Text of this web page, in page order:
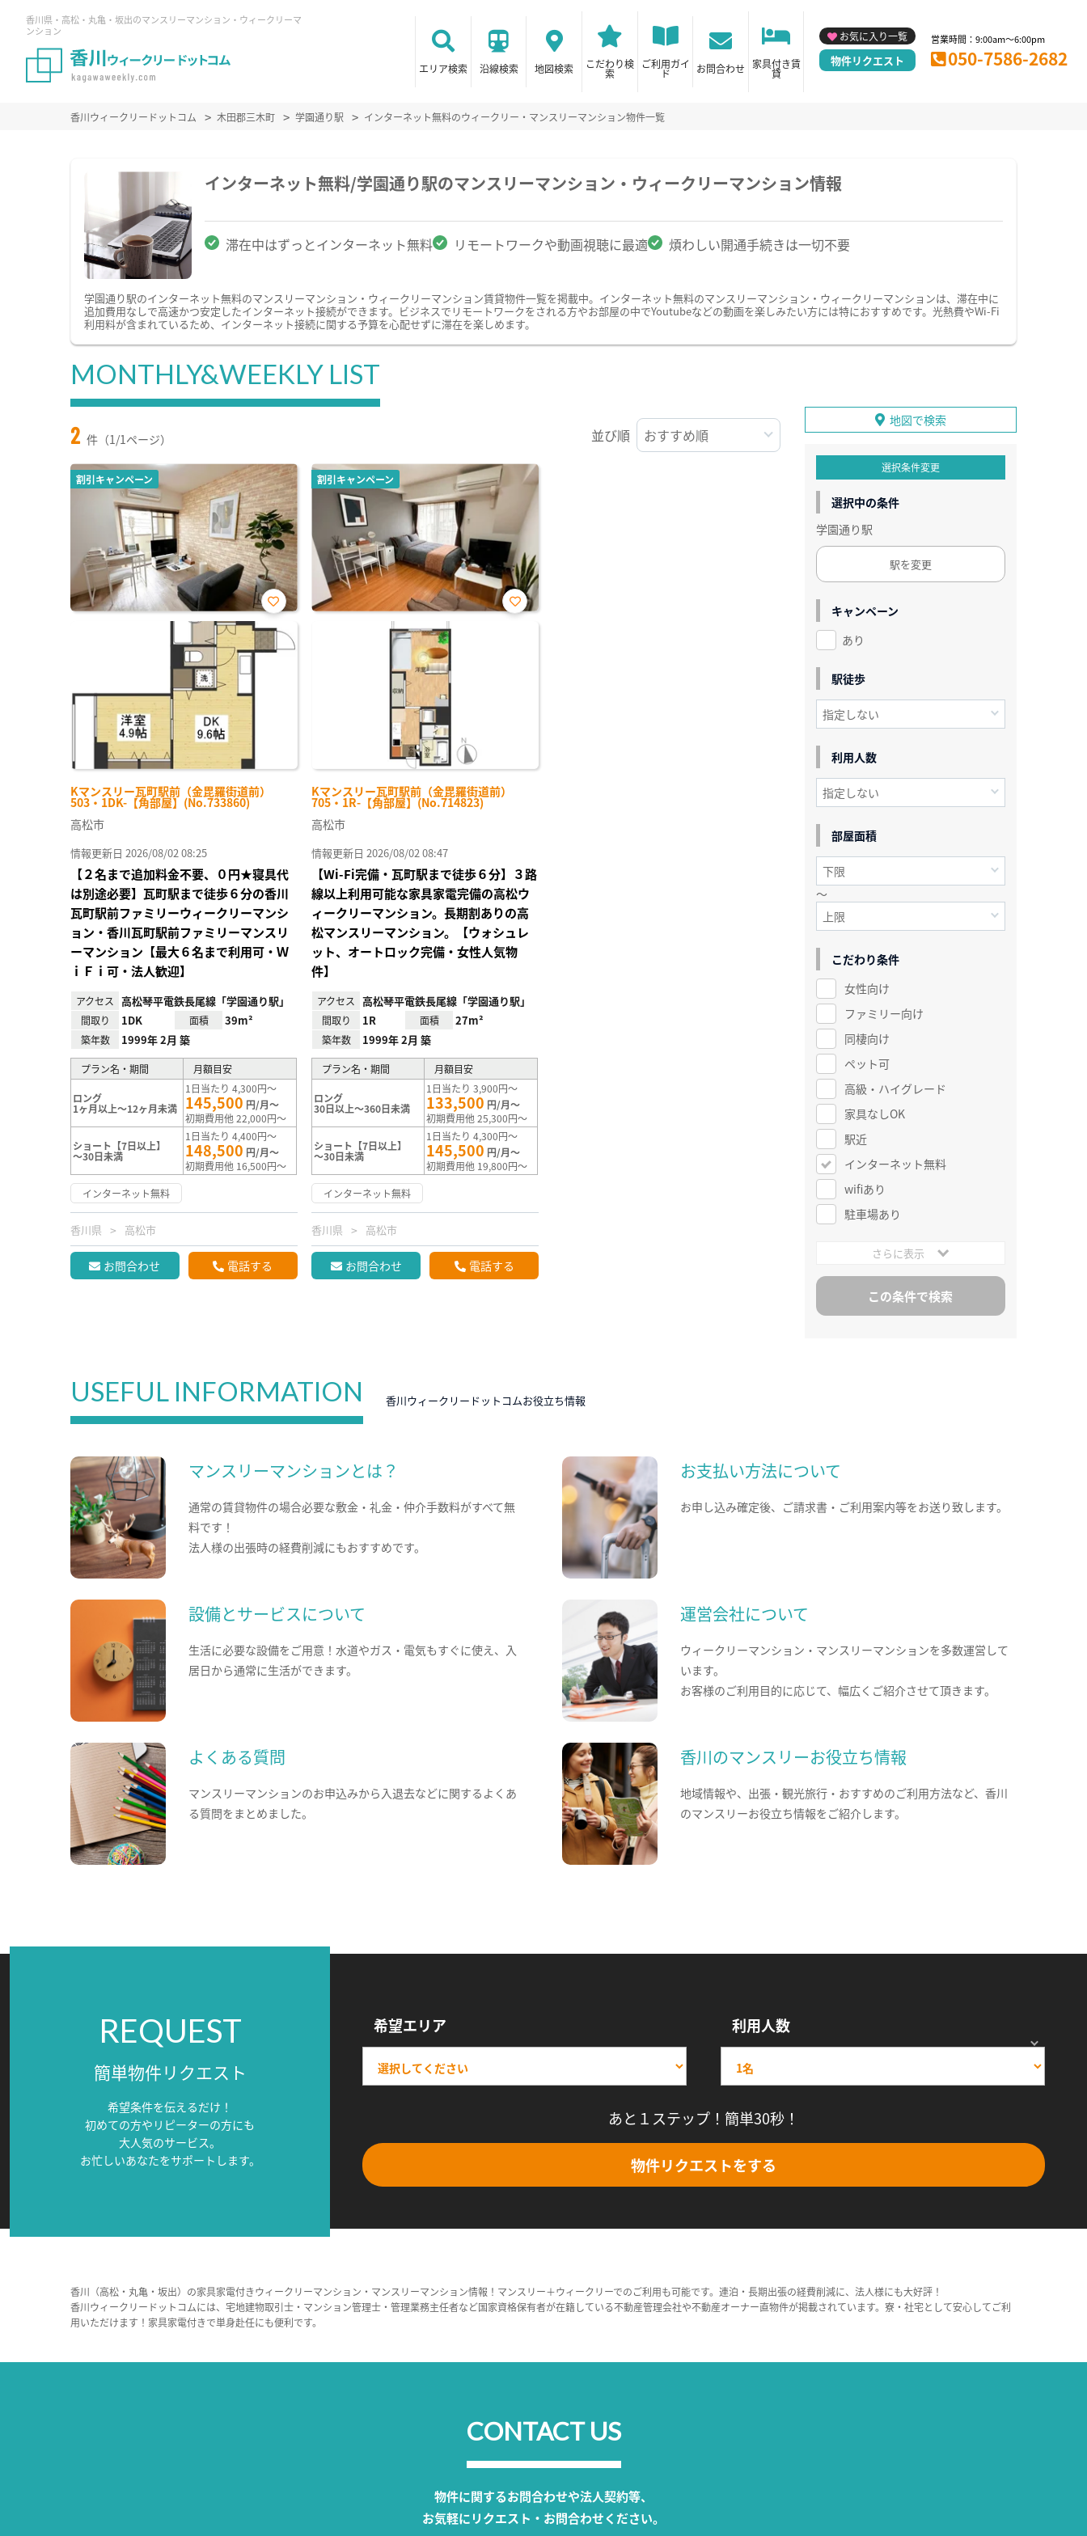
香川県・高松・丸亀・坂出のマンスリーマンション・ウィークリーマ
ンション
エリア検索 沿線検索 地図検索 こだわり検
索
ご利用ガイ
ド お問合わせ 家具付き賃
貸
お気に入り一覧
物件リクエスト
営業時間：9:00am～6:00pm
050-7586-2682
香川ウィークリードットコム 木田郡三木町 学園通り駅 インターネット無料のウィークリー・マンスリーマンション物件一覧
インターネット無料/学園通り駅のマンスリーマンション・ウィークリーマンション情報
滞在中はずっとインターネット無料 リモートワークや動画視聴に最適 煩わしい開通手続きは一切不要
学園通り駅のインターネット無料のマンスリーマンション・ウィークリーマンション賃貸物件一覧を掲載中。インターネット無料のマンスリーマンション・ウィークリーマンションは、滞在中に
追加費用なしで高速かつ安定したインターネット接続ができます。ビジネスでリモートワークをされる方やお部屋の中でYoutubeなどの動画を楽しみたい方には特におすすめです。光熱費やWi-Fi
利用料が含まれているため、インターネット接続に関する予算を心配せずに滞在を楽しめます。
MONTHLY&WEEKLY LIST
2 件（1/1ページ） 並び順
割引キャンペーン
Kマンスリー瓦町駅前（金毘羅街道前）
503・1DK-【角部屋】(No.733860)
お気
に入
録
高松市
情報更新日 2026/08/02 08:25
【２名まで追加料金不要、０円★寝具代
は別途必要】瓦町駅まで徒歩６分の香川
瓦町駅前ファミリーウィークリーマンシ
ョン・香川瓦町駅前ファミリーマンスリ
ーマンション【最大６名まで利用可・Ｗ
ｉＦｉ可・法人歓迎】
アクセス 高松琴平電鉄長尾線「学園通り駅」
間取り 1DK 面積 39m²
築年数 1999年 2月 築
プラン名・期間 月額目安
ロング
1ヶ月以上～12ヶ月未満
1日当たり 4,300円～
145,500 円/月～
初期費用他 22,000円～
ショート【7日以上】
～30日未満
1日当たり 4,400円～
148,500 円/月～
初期費用他 16,500円～
インターネット無料
香川県 高松市
お問合わせ 電話する
割引キャンペーン
Kマンスリー瓦町駅前（金毘羅街道前）
705・1R-【角部屋】(No.714823)
お気
高松市
情報更新日 2026/08/02 08:47
【Wi-Fi完備・瓦町駅まで徒歩６分】３路
線以上利用可能な家具家電完備の高松ウ
ィークリーマンション。長期割ありの高
松マンスリーマンション。【ウォシュレ
ット、オートロック完備・女性人気物
件】
アクセス 高松琴平電鉄長尾線「学園通り駅」
間取り 1R 面積 27m²
築年数 1999年 2月 築
プラン名・期間 月額目安
ロング
30日以上～360日未満
1日当たり 3,900円～
133,500 円/月～
初期費用他 25,300円～
ショート【7日以上】
～30日未満
1日当たり 4,300円～
145,500 円/月～
初期費用他 19,800円～
インターネット無料
香川県 高松市
お問合わせ 電話する
地図で検索
選択条件変更
選択中の条件
学園通り駅
駅を変更
キャンペーン
あり
駅徒歩
利用人数
部屋面積
～
こだわり条件
女性向け
ファミリー向け
同棲向け
ペット可
高級・ハイグレード
家具なしOK
駅近
インターネット無料
wifiあり
駐車場あり
さらに表示
USEFUL INFORMATION 香川ウィークリードットコムお役立ち情報
マンスリーマンションとは？
通常の賃貸物件の場合必要な敷金・礼金・仲介手数料がすべて無
料です！
法人様の出張時の経費削減にもおすすめです。
お支払い方法について
お申し込み確定後、ご請求書・ご利用案内等をお送り致します。
設備とサービスについて
生活に必要な設備をご用意！水道やガス・電気もすぐに使え、入
居日から通常に生活ができます。
運営会社について
ウィークリーマンション・マンスリーマンションを多数運営して
います。
お客様のご利用目的に応じて、幅広くご紹介させて頂きます。
よくある質問
マンスリーマンションのお申込みから入退去などに関するよくあ
る質問をまとめました。
香川のマンスリーお役立ち情報
地域情報や、出張・観光旅行・おすすめのご利用方法など、香川
のマンスリーお役立ち情報をご紹介します。
REQUEST
簡単物件リクエスト
希望条件を伝えるだけ！
初めての方やリピーターの方にも
大人気のサービス。
お忙しいあなたをサポートします。
希望エリア 利用人数
あと１ステップ！簡単30秒！
物件リクエストをする
香川（高松・丸亀・坂出）の家具家電付きウィークリーマンション・マンスリーマンション情報！マンスリー＋ウィークリーでのご利用も可能です。連泊・長期出張の経費削減に、法人様にも大好評！
香川ウィークリードットコムには、宅地建物取引士・マンション管理士・管理業務主任者など国家資格保有者が在籍している不動産管理会社や不動産オーナー直物件が掲載されています。寮・社宅として安心してご利
用いただけます！家具家電付きで単身赴任にも便利です。
CONTACT US
物件に関するお問合わせや法人契約等、
お気軽にリクエスト・お問合わせください。